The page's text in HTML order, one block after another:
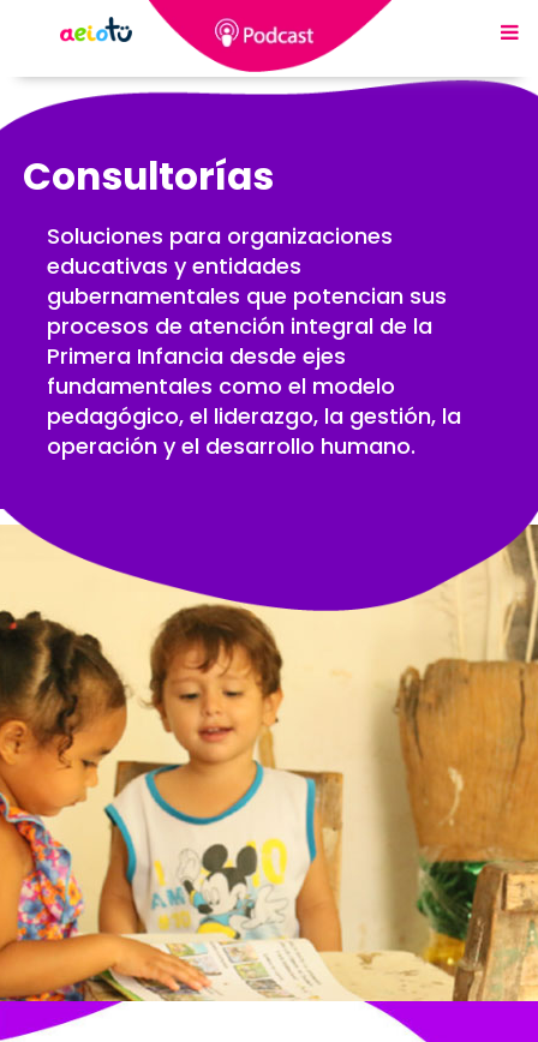
Consultorías
Soluciones para organizaciones
educativas y entidades
gubernamentales que potencian sus
procesos de atención integral de la
Primera Infancia desde ejes
fundamentales como el modelo
pedagógico, el liderazgo, la gestión, la
operación y el desarrollo humano.